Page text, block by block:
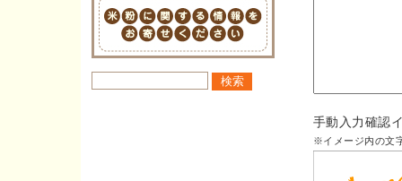
手動入力確認
※イメージ内の文